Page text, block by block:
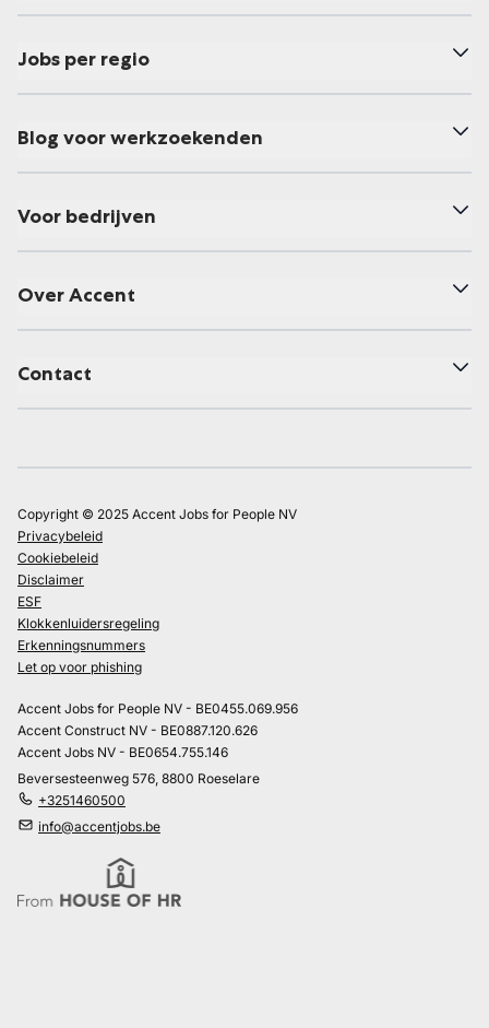
Jobs per regio
Blog voor werkzoekenden
Voor bedrijven
Over Accent
Contact
Copyright © 2025 Accent Jobs for People NV
Privacybeleid
Cookiebeleid
Disclaimer
ESF
Klokkenluidersregeling
Erkenningsnummers
Let op voor phishing
Accent Jobs for People NV - BE0455.069.956
Accent Construct NV - BE0887.120.626
Accent Jobs NV - BE0654.755.146
Beversesteenweg 576, 8800 Roeselare
+3251460500
info@accentjobs.be